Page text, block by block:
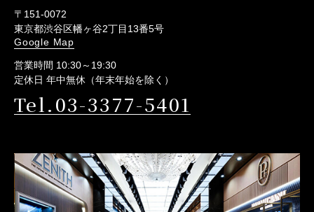
〒151-0072
東京都渋谷区幡ヶ谷2丁目13番5号
Google Map
営業時間 10:30～19:30
定休日 年中無休（年末年始を除く）
Tel.03-3377-5401